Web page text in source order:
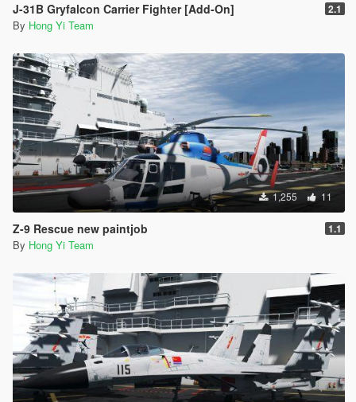
J-31B Gryfalcon Carrier Fighter [Add-On] 2.1
By Hong Yi Team
1,255 11
Z-9 Rescue new paintjob 1.1
By Hong Yi Team